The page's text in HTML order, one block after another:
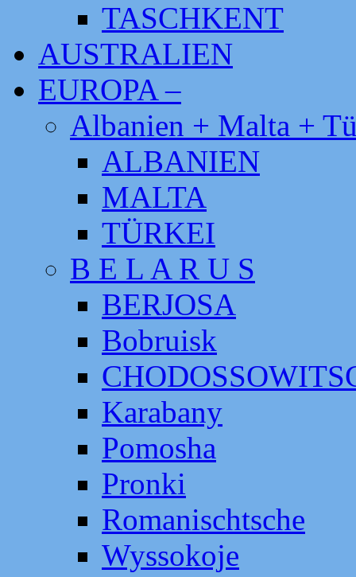
TASCHKENT
AUSTRALIEN
EUROPA –
Albanien + Malta +
ALBANIEN
MALTA
TÜRKEI
B E L A R U S
BERJOSA
Bobruisk
Karabany
Pomosha
Pronki
Romanischtsche
Wyssokoje